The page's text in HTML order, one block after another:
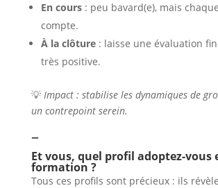
En cours: peu bavard(e), mais
compte.
À la clôture: laisse une évaluation
très positive.
💡 Impact : stabilise les dynamiques de
un contrepoint serein.
–
Et vous, quel profil adoptez-vous
formation ?
Tous ces profils sont précieux : ils